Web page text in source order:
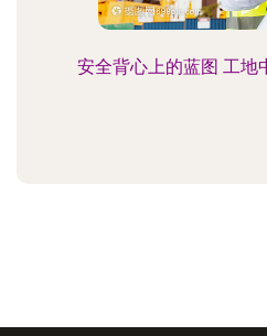
安全背心上的蓝图 工地